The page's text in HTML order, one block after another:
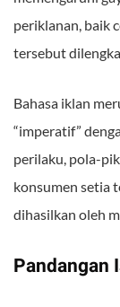
periklanan, baik
tersebut
Bahasa iklan
“imperatif”
perilaku, pola-
konsumen setia
dihasilkan oleh
Pandangan